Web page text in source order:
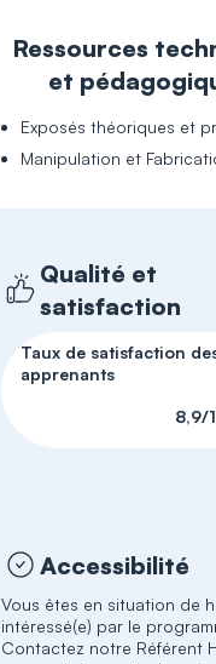
Ressources
et
Exposés théoriques et
Manipulation et
Qualité et
satisfaction
Taux de satisfaction
apprenants
8,9/
Accessibilité
Vous êtes en situation de
intéressé(e) par le
Contactez notre Référent